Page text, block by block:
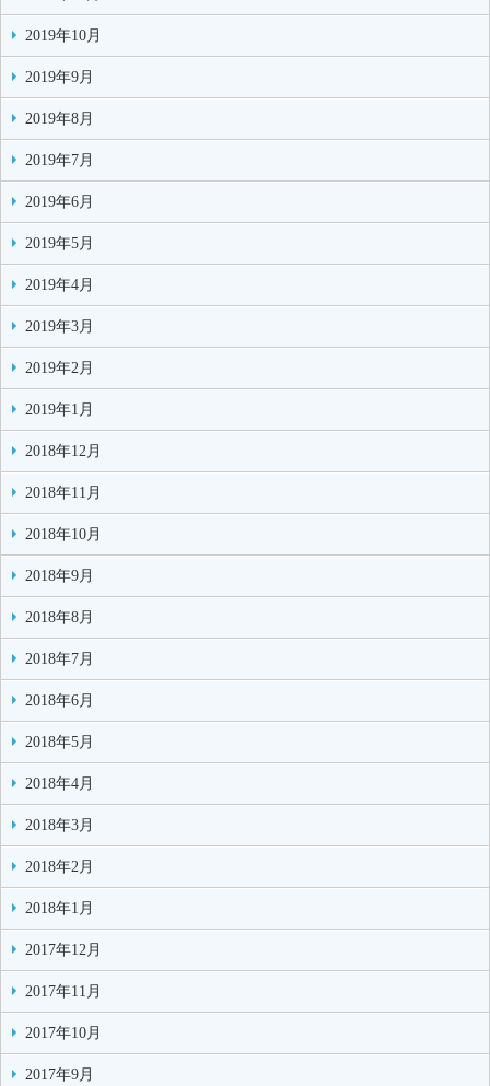
2019年10月
2019年9月
2019年8月
2019年7月
2019年6月
2019年5月
2019年4月
2019年3月
2019年2月
2019年1月
2018年12月
2018年11月
2018年10月
2018年9月
2018年8月
2018年7月
2018年6月
2018年5月
2018年4月
2018年3月
2018年2月
2018年1月
2017年12月
2017年11月
2017年10月
2017年9月